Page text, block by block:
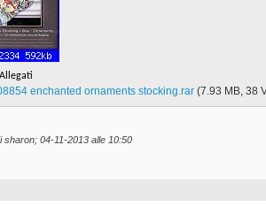
enchanted ornaments stocking.rar‎ (7.93 MB, 38
sharon; 04-11-2013 alle 10:50